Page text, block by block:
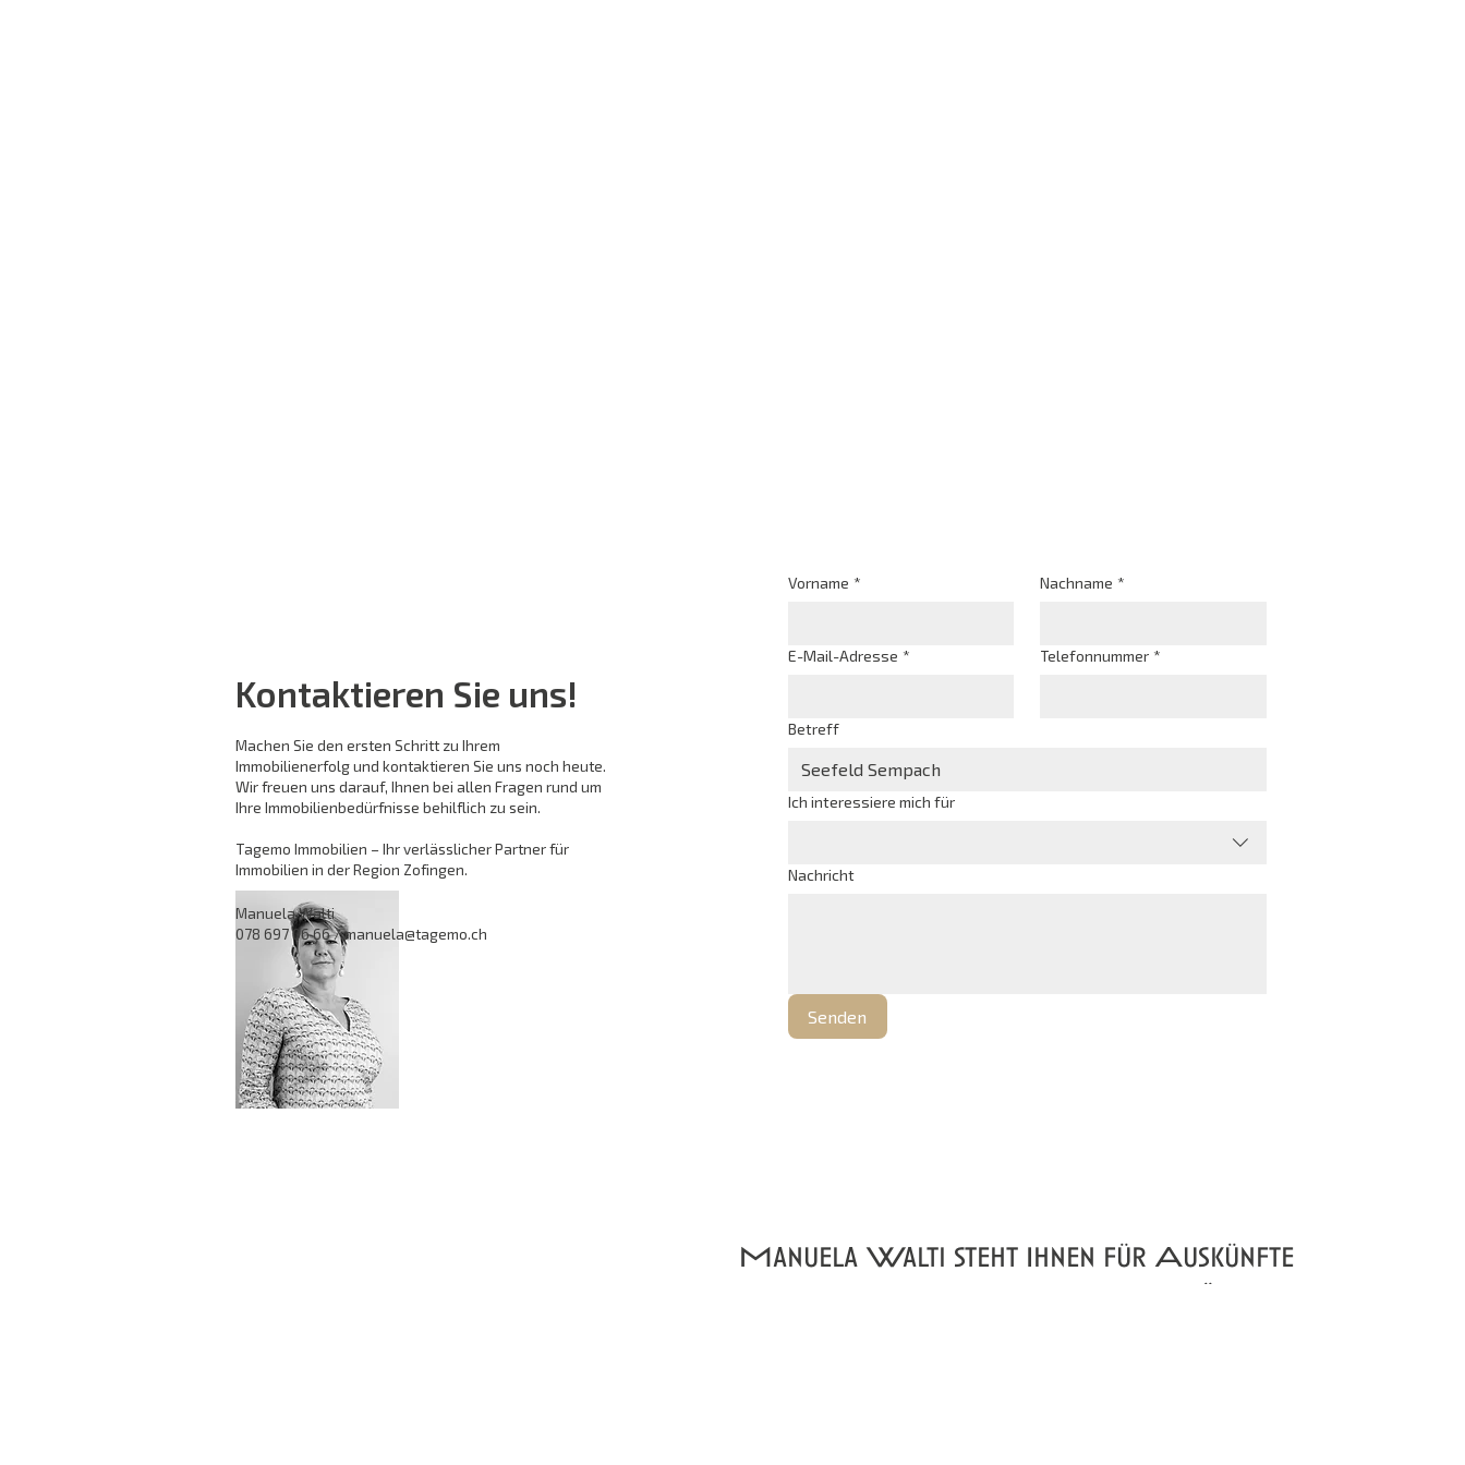
Kontaktieren Sie uns!
Machen Sie den ersten Schritt zu Ihrem
Immobilienerfolg und kontaktieren Sie uns noch heute.
Wir freuen uns darauf, Ihnen bei allen Fragen rund um
Ihre Immobilienbedürfnisse behilflich zu sein.
Tagemo Immobilien – Ihr verlässlicher Partner für
Immobilien in der Region Zofingen.
Manuela Walti
078 697 06 66/manuela@tagemo.ch
Vorname * Nachname *
E-Mail-Adresse * Telefonnummer *
Betreff
Ich interessiere mich für
Nachricht
Senden
Manuela Walti steht Ihnen für Auskünfte